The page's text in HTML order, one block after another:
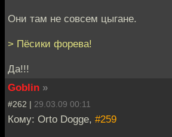
Они там не совсем цыгане.
> Пёсики форева!
Да!!!
Goblin »
#262 | 29.03.09 00:11
Кому: Orto Dogge, #259